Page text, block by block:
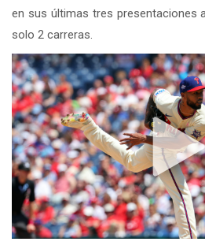
en sus últimas tres presentaciones
solo 2 carreras.